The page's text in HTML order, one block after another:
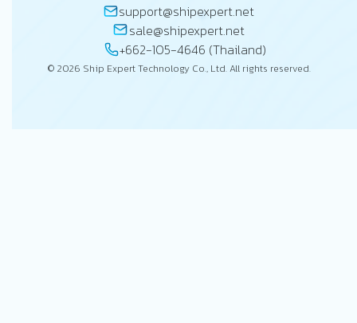
support@shipexpert.net
sale@shipexpert.net
+662-105-4646 (Thailand)
© 2026 Ship Expert Technology Co., Ltd. All rights reserved.